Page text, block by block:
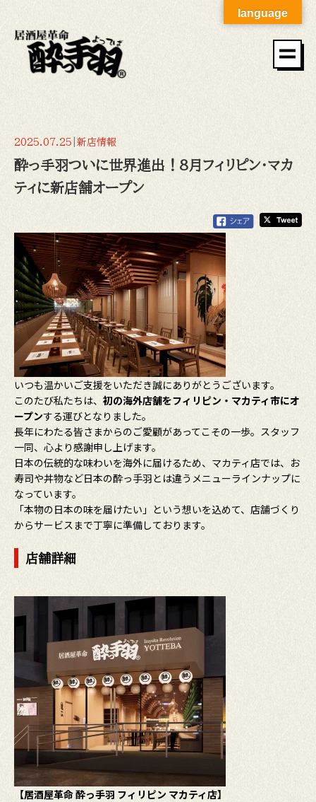
2025.07.25 新店情報
酔っ手羽ついに世界進出！8月フィリピン・マカ
ティに新店舗オープン
いつも温かいご支援をいただき誠にありがとうございます。
このたび私たちは、 初の海外店舗をフィリピン・マカティ市にオ
ープンする運びとなりました。
長年にわたる皆さまからのご愛顧があってこその一歩。スタッフ
一同、心より感謝申し上げます。
日本の伝統的な味わいを海外に届けるため、マカティ店では、お
寿司や丼物など日本の酔っ手羽とは違うメニューラインナップに
なっています。
「本物の日本の味を届けたい」という想いを込めて、店舗づくり
からサービスまで丁寧に準備しております。
店舗詳細
【居酒屋革命 酔っ手羽 フィリピン マカティ店】
language